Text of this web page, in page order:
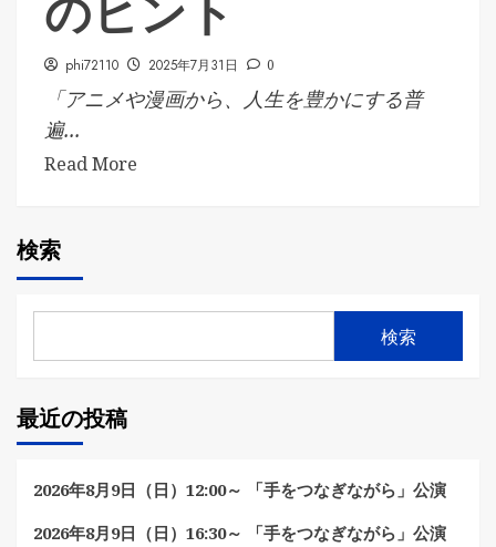
のヒント
phi72110 2025年7月31日 0
「アニメや漫画から、人生を豊かにする普
遍...
Read More
検索
検索
最近の投稿
2026年8月9日（日）12:00～ 「手をつなぎながら」公演
2026年8月9日（日）16:30～ 「手をつなぎながら」公演